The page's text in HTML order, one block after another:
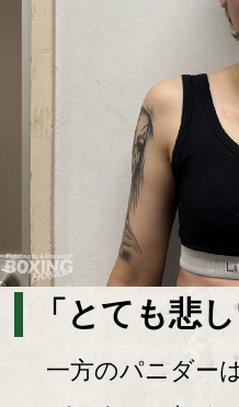
「とても悲し
一方のパニダー